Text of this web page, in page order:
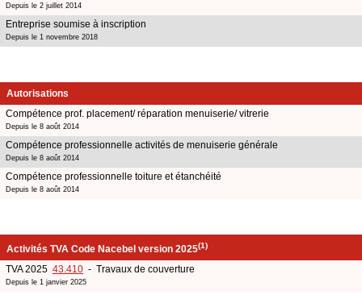
Depuis le 2 juillet 2014
Entreprise soumise à inscription
Depuis le 1 novembre 2018
Autorisations
Compétence prof. placement/ réparation menuiserie/ vitrerie
Depuis le 8 août 2014
Compétence professionnelle activités de menuiserie générale
Depuis le 8 août 2014
Compétence professionnelle toiture et étanchéité
Depuis le 8 août 2014
Activités TVA Code Nacebel version 2025(1)
TVA 2025 43.410 - Travaux de couverture
Depuis le 1 janvier 2025